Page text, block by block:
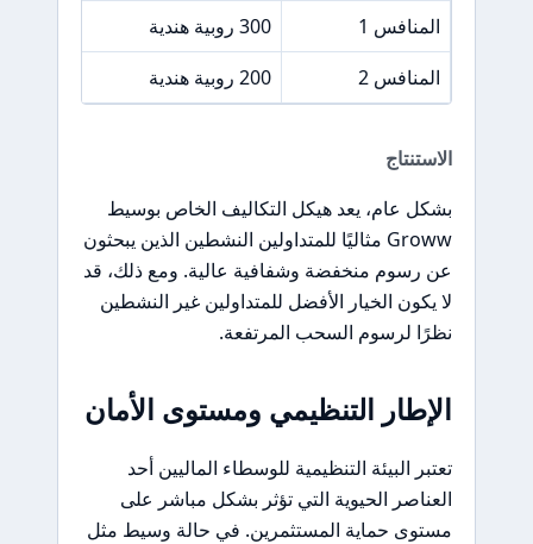
المنافس 1
300 روبية هندية
المنافس 2
200 روبية هندية
الاستنتاج
بشكل عام، يعد هيكل التكاليف الخاص بوسيط
Groww مثاليًا للمتداولين النشطين الذين يبحثون
عن رسوم منخفضة وشفافية عالية. ومع ذلك، قد
لا يكون الخيار الأفضل للمتداولين غير النشطين
نظرًا لرسوم السحب المرتفعة.
الإطار التنظيمي ومستوى الأمان
تعتبر البيئة التنظيمية للوسطاء الماليين أحد
العناصر الحيوية التي تؤثر بشكل مباشر على
مستوى حماية المستثمرين. في حالة وسيط مثل